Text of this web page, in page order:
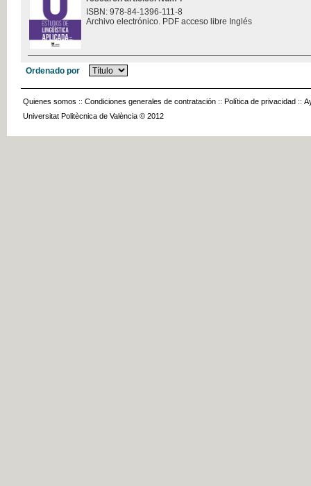
ISBN: 978-84-1396-111-8
Archivo electrónico. PDF acceso libre Inglés
Ordenado por
Quienes somos :: Condiciones generales de contratación :: Política de privacidad ::
Universitat Politècnica de València © 2012